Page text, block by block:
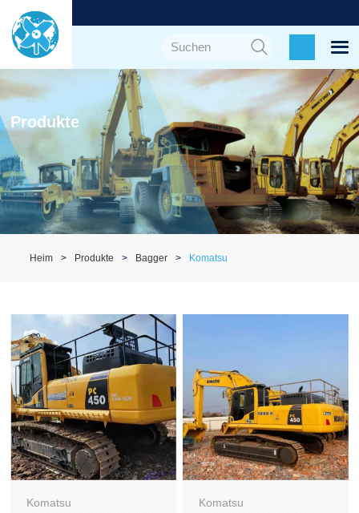
Produkte
Heim Produkte Bagger Komatsu
Komatsu Komatsu